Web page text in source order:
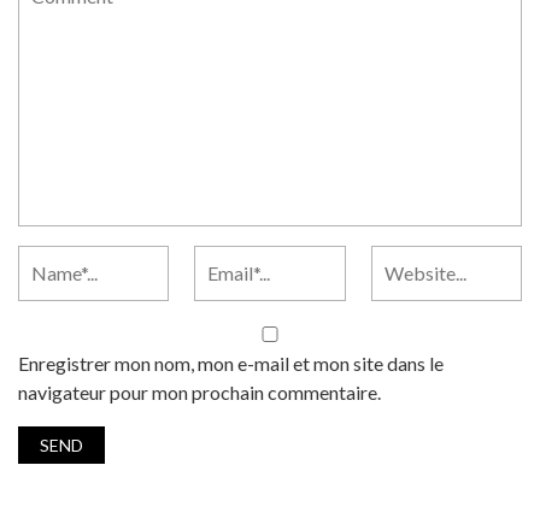
Enregistrer mon nom, mon e-mail et mon site dans le
navigateur pour mon prochain commentaire.